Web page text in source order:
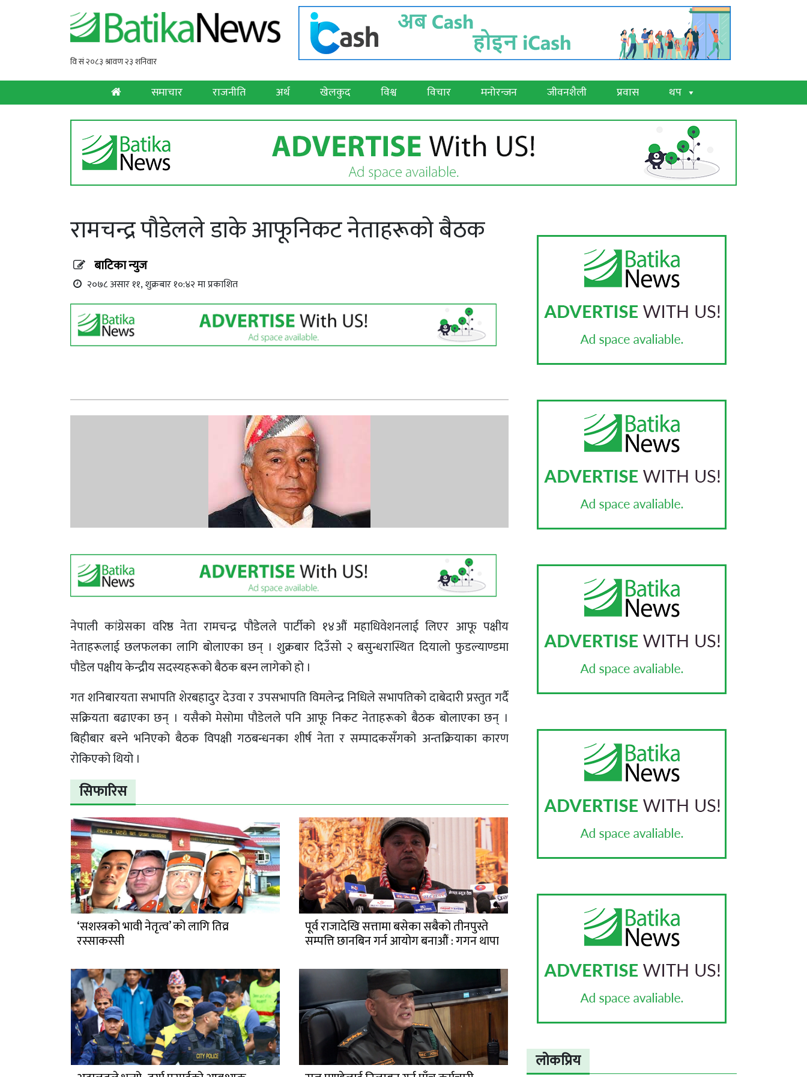
समाचार राजनीति अर्थ खेलकुद विश्व विचार मनोरन्जन जीवनशैली प्रवास थप
रामचन्द्र पौडेलले डाके आफूनिकट नेताहरूको बैठक
बाटिका न्युज
२०७८ असार ११, शुक्रबार १०:४२ मा प्रकाशित
नेपाली कांग्रेसका वरिष्ठ नेता रामचन्द्र पौडेलले पार्टीको १४औं महाधिवेशनलाई लिएर आफू पक्षीय
नेताहरूलाई छलफलका लागि बोलाएका छन् । शुक्रबार दिउँसो २ बसुन्धरास्थित दियालो फुडल्याण्डमा
पौडेल पक्षीय केन्द्रीय सदस्यहरूको बैठक बस्न लागेको हो ।
गत शनिबारयता सभापति शेरबहादुर देउवा र उपसभापति विमलेन्द्र निधिले सभापतिको दाबेदारी प्रस्तुत गर्दै
सक्रियता बढाएका छन् । यसैको मेसोमा पौडेलले पनि आफू निकट नेताहरूको बैठक बोलाएका छन् ।
बिहीबार बस्ने भनिएको बैठक विपक्षी गठबन्धनका शीर्ष नेता र सम्पादकसँगको अन्तक्रियाका कारण
रोकिएको थियो ।
सिफारिस
‘सशस्त्रको भावी नेतृत्व’ को लागि तिव्र
रस्साकस्सी
पूर्व राजादेखि सत्तामा बसेका सबैको तीनपुस्ते
सम्पत्ति छानबिन गर्न आयोग बनाऔं : गगन थापा
लोकप्रिय